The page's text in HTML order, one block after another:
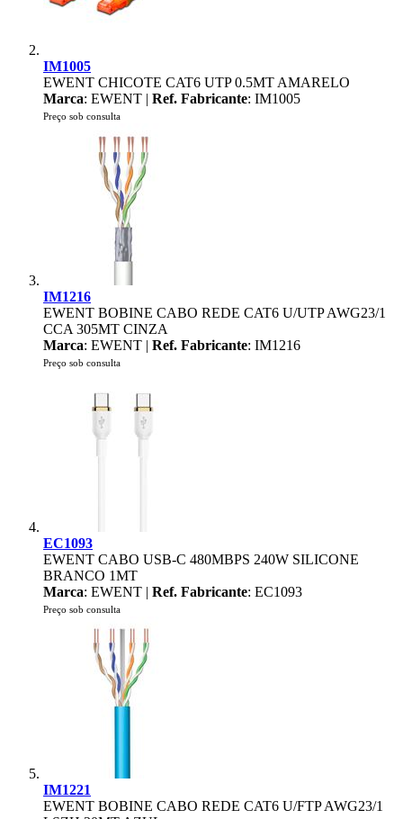
IM1005
EWENT CHICOTE CAT6 UTP 0.5MT AMARELO
Marca: EWENT | Ref. Fabricante: IM1005
Preço sob consulta
IM1216
EWENT BOBINE CABO REDE CAT6 U/UTP AWG23/1
CCA 305MT CINZA
Marca: EWENT | Ref. Fabricante: IM1216
Preço sob consulta
EC1093
EWENT CABO USB-C 480MBPS 240W SILICONE
BRANCO 1MT
Marca: EWENT | Ref. Fabricante: EC1093
Preço sob consulta
IM1221
EWENT BOBINE CABO REDE CAT6 U/FTP AWG23/1